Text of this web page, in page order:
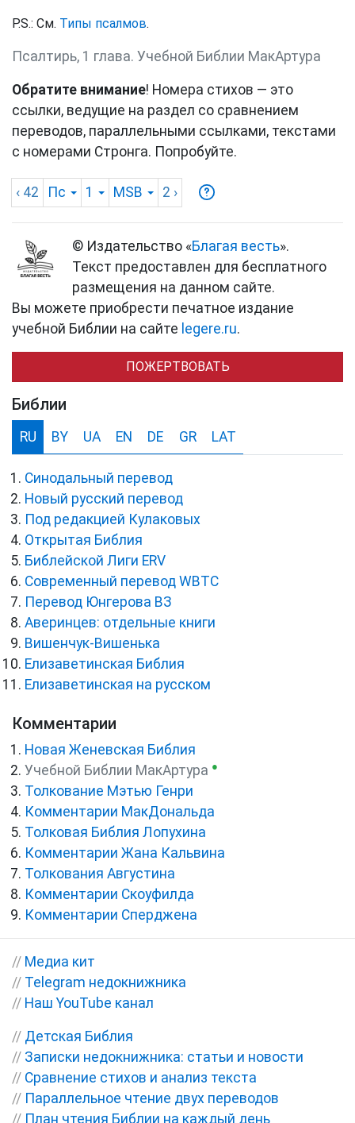
P.S.: См. Типы псалмов.
Псалтирь, 1 глава. Учебной Библии МакАртура
Обратите внимание! Номера стихов — это
ссылки, ведущие на раздел со сравнением
переводов, параллельными ссылками, текстами
с номерами Стронга. Попробуйте.
‹ 42 Пс 1 MSB 2 ›
© Издательство «Благая весть».
Текст предоставлен для бесплатного
размещения на данном сайте.
Вы можете приобрести печатное издание
учебной Библии на сайте legere.ru.
ПОЖЕРТВОВАТЬ
Библии
RU BY UA EN DE GR LAT
Синодальный перевод
Новый русский перевод
Под редакцией Кулаковых
Открытая Библия
Библейской Лиги ERV
Cовременный перевод WBTC
Перевод Юнгерова ВЗ
Аверинцев: отдельные книги
Вишенчук-Вишенька
Елизаветинская Библия
Елизаветинская на русском
Комментарии
Новая Женевская Библия
Учебной Библии МакАртура ●
Толкование Мэтью Генри
Комментарии МакДональда
Толковая Библия Лопухина
Комментарии Жана Кальвина
Толкования Августина
Комментарии Скоуфилда
Комментарии Сперджена
// Медиа кит
// Telegram недокнижника
// Наш YouTube канал
// Детская Библия
// Записки недокнижника: статьи и новости
// Сравнение стихов и анализ текста
// Параллельное чтение двух переводов
// План чтения Библии на каждый день